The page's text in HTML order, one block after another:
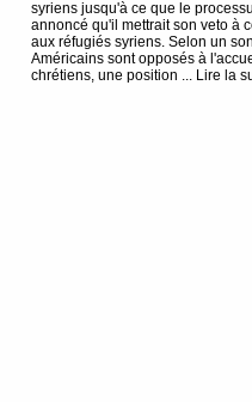
syriens jusqu'à ce que le
annoncé qu'il mettrait son veto à
aux réfugiés syriens. Selon un
Américains sont opposés à
chrétiens, une position ... Lire la